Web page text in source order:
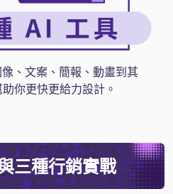
、文案、簡報、動畫到其
你更快更給力設計。
三種行銷實戰